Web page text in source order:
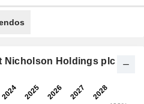
Nicholson Holdings plc